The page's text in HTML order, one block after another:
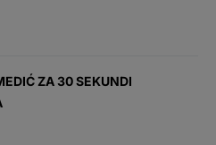
ZA 30 SEKUNDI